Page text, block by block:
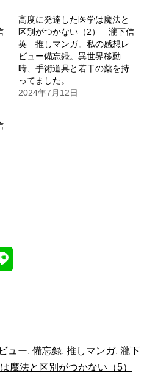
高度に発達した医学は魔法と
区別がつかない（2） 瀧下信
英 推しマンガ。私の感想レ
ビュー備忘録。異世界移動
時、手術道具と若干の薬を持
ってました。
2024年7月12日
ュー, 備忘録, 推しマンガ, 瀧下
魔法と区別がつかない（5）